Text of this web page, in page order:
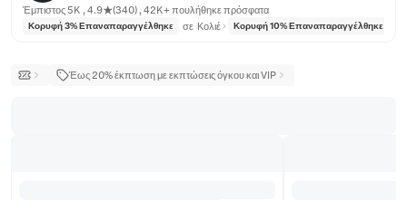
Έμπιστος 5K , 4.9★(340) , 42K+ πουλήθηκε πρόσφατα
Κορυφή 3% Επαναπαραγγέλθηκε σε Κολιέ Κορυφή 10% Επαναπαραγγέλθηκε
Έως 20% έκπτωση με εκπτώσεις όγκου και VIP